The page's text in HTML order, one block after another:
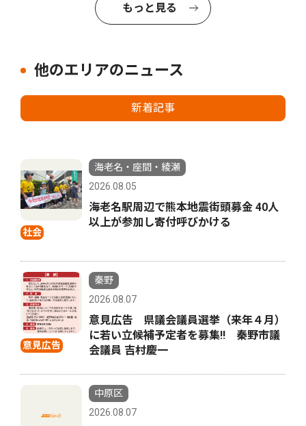
もっと見る
他のエリアのニュース
新着記事
社会
海老名・座間・綾瀬
2026.08.05
海老名駅周辺で熊本地震街頭募金 40人
以上が参加し寄付呼びかける
意見広告
秦野
2026.08.07
意見広告 県議会議員選挙（来年４月）
に若い立候補予定者を募集‼ 秦野市議
会議員 吉村慶一
中原区
2026.08.07